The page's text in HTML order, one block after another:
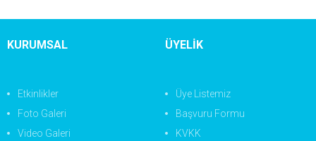
KURUMSAL
Etkinlikler
Foto Galeri
Video Galeri
ÜYELİK
Üye Listemiz
Başvuru Formu
KVKK